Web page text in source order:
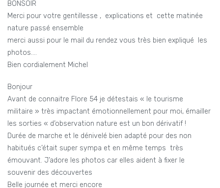
BONSOIR
Merci pour votre gentillesse , explications et cette matinée
nature passé ensemble
merci aussi pour le mail du rendez vous très bien expliqué les
photos….
Bien cordialement Michel
Bonjour
Avant de connaitre Flore 54 je détestais « le tourisme
militaire » très impactant émotionnellement pour moi, émailler
les sorties « d’observation nature est un bon dérivatif !
Durée de marche et le dénivelé bien adapté pour des non
habitués c’était super sympa et en même temps très
émouvant. J’adore les photos car elles aident à fixer le
souvenir des découvertes
Belle journée et merci encore